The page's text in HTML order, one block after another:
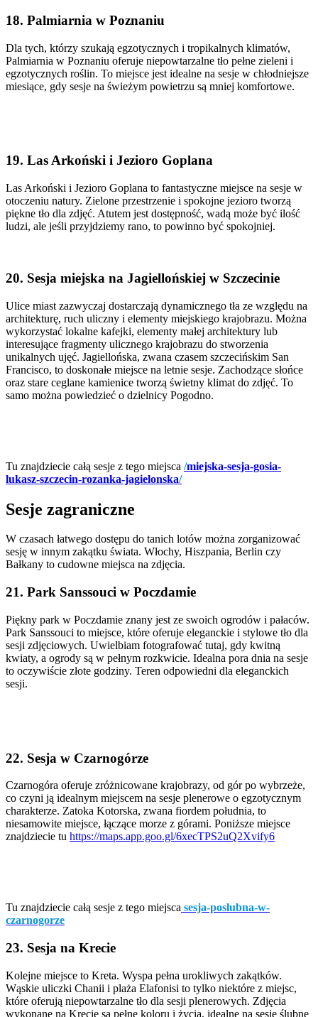
18. Palmiarnia w Poznaniu
Dla tych, którzy szukają egzotycznych i tropikalnych klimatów,
Palmiarnia w Poznaniu oferuje niepowtarzalne tło pełne zieleni i
egzotycznych roślin. To miejsce jest idealne na sesje w chłodniejsze
miesiące, gdy sesje na świeżym powietrzu są mniej komfortowe.
19. Las Arkoński i Jezioro Goplana
Las Arkoński i Jezioro Goplana to fantastyczne miejsce na sesje w
otoczeniu natury. Zielone przestrzenie i spokojne jezioro tworzą
piękne tło dla zdjęć. Atutem jest dostępność, wadą może być ilość
ludzi, ale jeśli przyjdziemy rano, to powinno być spokojniej.
20. Sesja miejska na Jagiellońskiej w Szczecinie
Ulice miast zazwyczaj dostarczają dynamicznego tła ze względu na
architekturę, ruch uliczny i elementy miejskiego krajobrazu. Można
wykorzystać lokalne kafejki, elementy małej architektury lub
interesujące fragmenty ulicznego krajobrazu do stworzenia
unikalnych ujęć. Jagiellońska, zwana czasem szczecińskim San
Francisco, to doskonałe miejsce na letnie sesje. Zachodzące słońce
oraz stare ceglane kamienice tworzą świetny klimat do zdjęć. To
samo można powiedzieć o dzielnicy Pogodno.
Tu znajdziecie całą sesje z tego miejsca /miejska-sesja-gosia-
lukasz-szczecin-rozanka-jagielonska/
Sesje zagraniczne
W czasach łatwego dostępu do tanich lotów można zorganizować
sesję w innym zakątku świata. Włochy, Hiszpania, Berlin czy
Bałkany to cudowne miejsca na zdjęcia.
21. Park Sanssouci w Poczdamie
Piękny park w Poczdamie znany jest ze swoich ogrodów i pałaców.
Park Sanssouci to miejsce, które oferuje eleganckie i stylowe tło dla
sesji zdjęciowych. Uwielbiam fotografować tutaj, gdy kwitną
kwiaty, a ogrody są w pełnym rozkwicie. Idealna pora dnia na sesje
to oczywiście złote godziny. Teren odpowiedni dla eleganckich
sesji.
22. Sesja w Czarnogórze
Czarnogóra oferuje zróżnicowane krajobrazy, od gór po wybrzeże,
co czyni ją idealnym miejscem na sesje plenerowe o egzotycznym
charakterze. Zatoka Kotorska, zwana fiordem południa, to
niesamowite miejsce, łączące morze z górami. Poniższe miejsce
znajdziecie tu https://maps.app.goo.gl/6xecTPS2uQ2Xvify6
Tu znajdziecie całą sesje z tego miejsca sesja-poslubna-w-
czarnogorze
23. Sesja na Krecie
Kolejne miejsce to Kreta. Wyspa pełna urokliwych zakątków.
Wąskie uliczki Chanii i plaża Elafonisi to tylko niektóre z miejsc,
które oferują niepowtarzalne tło dla sesji plenerowych. Zdjęcia
wykonane na Krecie są pełne koloru i życia, idealne na sesje ślubne